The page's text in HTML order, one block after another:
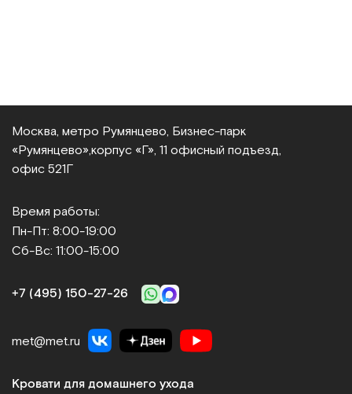
Москва, метро Румянцево, Бизнес‑парк
«Румянцево», корпус «Г», 11 офисный подъезд,
офис 521Г
Время работы:
Пн-Пт: 8:00-19:00
Сб-Вс: 11:00-15:00
+7 (495) 150‑27‑26
met@met.ru
Кровати для домашнего ухода